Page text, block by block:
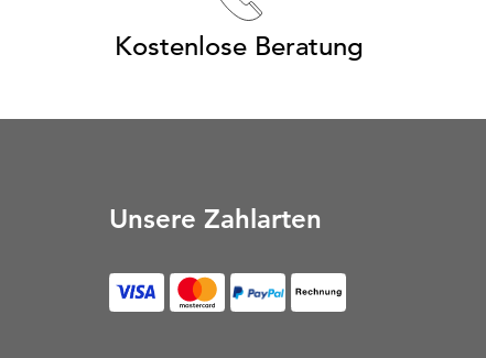
Kostenlose Beratung
Unsere Zahlarten
Rechnung (Öffnet in